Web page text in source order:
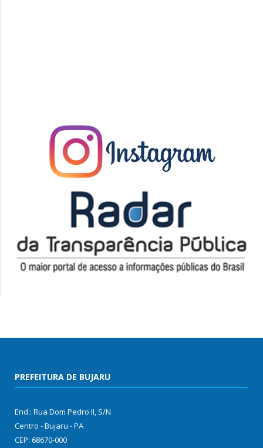
PREFEITURA DE BUJARU
End.: Rua Dom Pedro II, S/N
Centro - Bujaru - PA
CEP: 68670-000